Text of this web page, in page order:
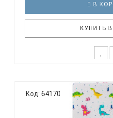
В
КУПИТЬ
родитель подходит
малыш большую часть
кроватке. И
веселый рисунок,
Код: 64170